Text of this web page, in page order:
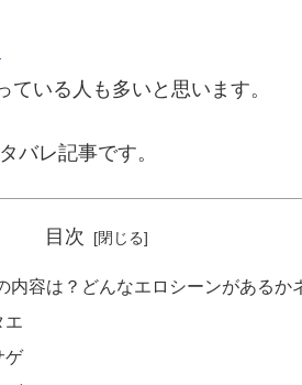
いる人も多いと思います。
バレ記事です。
目次
内容は？どんなエロシーンがあるか
エ
ゲ